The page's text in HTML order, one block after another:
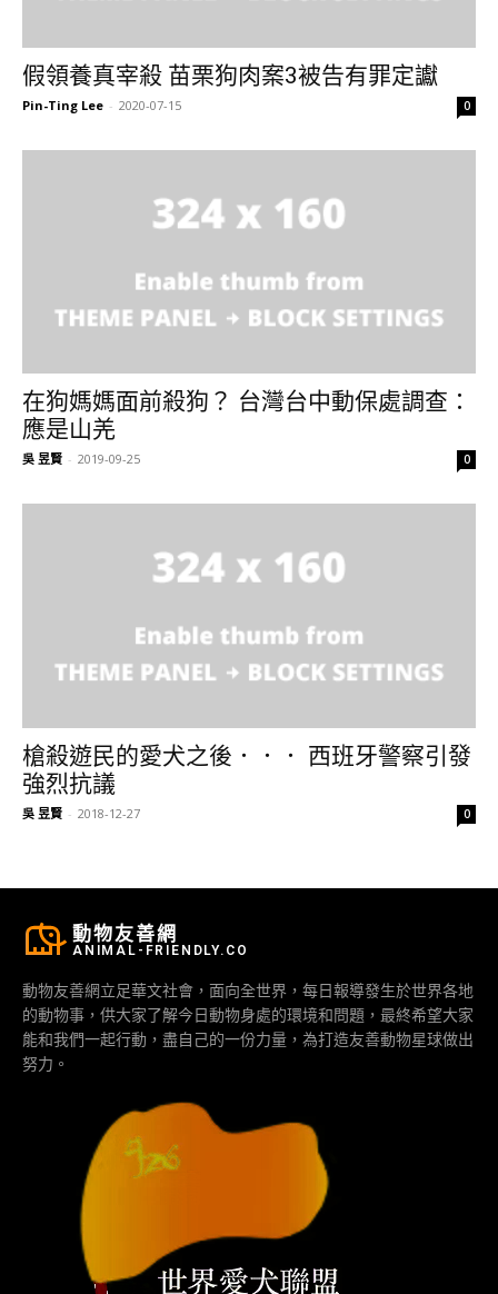
假領養真宰殺 苗栗狗肉案3被告有罪定讞
Pin-Ting Lee - 2020-07-15 0
在狗媽媽面前殺狗？ 台灣台中動保處調查：
應是山羌
吳 昱賢 - 2019-09-25 0
槍殺遊民的愛犬之後．．． 西班牙警察引發
強烈抗議
吳 昱賢 - 2018-12-27 0
動物友善網
ANIMAL-FRIENDLY.CO
動物友善網立足華文社會，面向全世界，每日報導發生於世界各地
的動物事，供大家了解今日動物身處的環境和問題，最終希望大家
能和我們一起行動，盡自己的一份力量，為打造友善動物星球做出
努力。